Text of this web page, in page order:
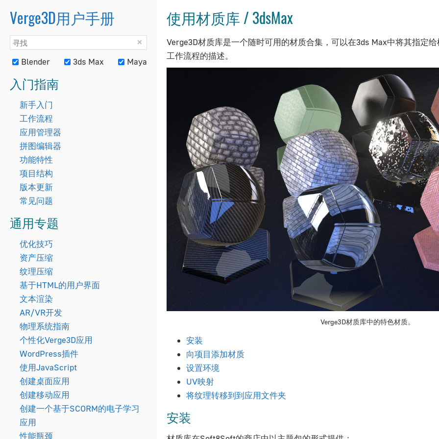
Verge3D用户手册
×
Blender 3ds Max Maya
入门指南
新手入门
工作流程
应用管理器
拼图编辑器
功能特性
项目结构
版本更新
常见问题
通用专题
优化技巧
资产压缩
纹理压缩
基于HTML的用户界面
文本渲染
AR/VR开发
物理系统指南
个性化Verge3D应用
WordPress插件
使用JavaScript
创建桌面应用
创建移动应用
创建一个基于SCORM的电子学习
应用
性能瓶颈
使用材质库 / 3dsMax
Verge3D材质库是一个随时可用的材质合集，可以在3ds Max中将其指定
工作流程的描述。
Verge3D材质库中的特色材质。
安装
向项目添加材质
设置环境
UV映射
将纹理转移到到应用文件夹
安装